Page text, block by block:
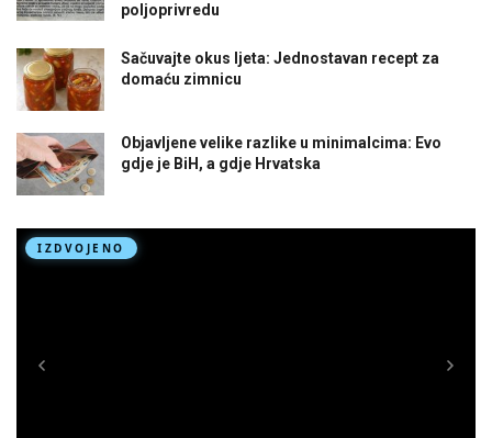
poljoprivredu
Sačuvajte okus ljeta: Jednostavan recept za
domaću zimnicu
Objavljene velike razlike u minimalcima: Evo
gdje je BiH, a gdje Hrvatska